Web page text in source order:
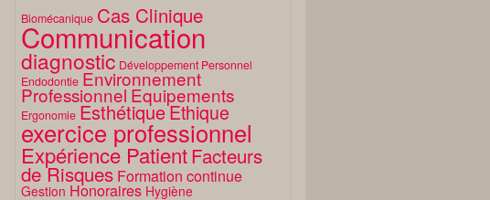
Biomécanique Cas Clinique
Communication
diagnostic Développement Personnel
Endodontie Environnement
Professionnel Equipements
Ergonomie EsthétiqueEthique
exercice professionnel
Expérience PatientFacteurs
de Risques Formation continue
Gestion Honoraires Hygiène